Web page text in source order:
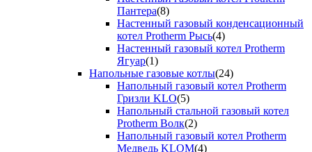
Пантера(8)
Настенный газовый конденсационный
котел Protherm Рысь(4)
Настенный газовый котел Protherm
Ягуар(1)
Напольные газовые котлы(24)
Напольный газовый котел Protherm
Гризли KLO(5)
Напольный стальной газовый котел
Protherm Волк(2)
Напольный газовый котел Protherm
Медведь KLOM(4)